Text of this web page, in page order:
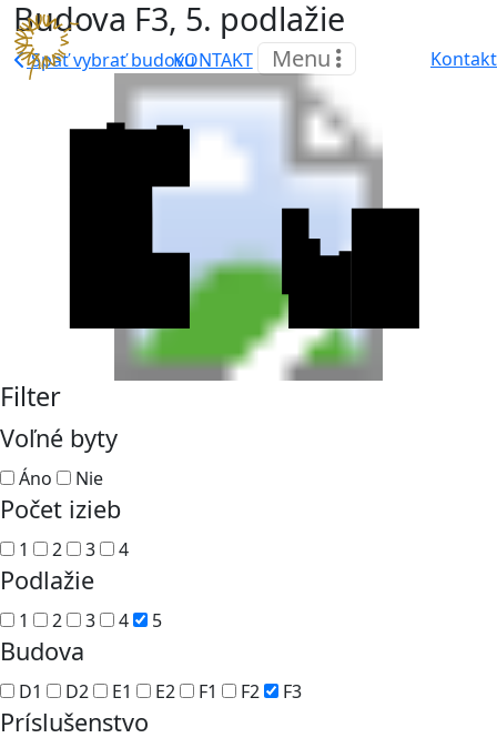
KONTAKT Menu Kontakt
Budova F3, 5. podlažie
Späť vybrať budovu
Filter
Voľné byty
Áno Nie
Počet izieb
1 2 3 4
Podlažie
1 2 3 4 5
Budova
D1 D2 E1 E2 F1 F2 F3
Príslušenstvo